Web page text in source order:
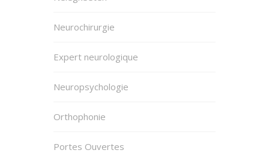
Neurochirurgie
Expert neurologique
Neuropsychologie
Orthophonie
Portes Ouvertes